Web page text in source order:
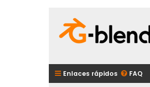
Enlaces rápidos FAQ